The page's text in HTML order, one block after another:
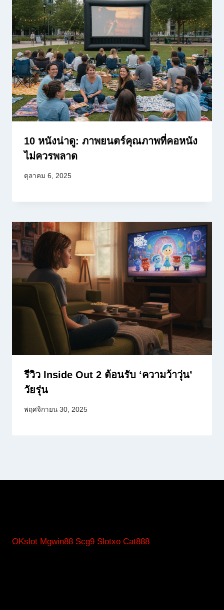
10 หนังน่าดู: ภาพยนตร์คุณภาพที่คอหนัง
ไม่ควรพลาด
ตุลาคม 6, 2025
รีวิว Inside Out 2 ต้อนรับ ‘ความว้าวุ่น’
วัยรุ่น
พฤศจิกายน 30, 2025
OKslot Mgwin88 Scg9 Slotxo Cat888